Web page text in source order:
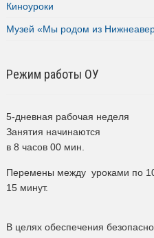
Киноуроки
Музей «Мы родом из
Режим работы ОУ
5-дневная рабочая неделя
Занятия начинаются
в 8 часов 00 мин.
Перемены между уроками по
15 минут.
В целях обеспечения